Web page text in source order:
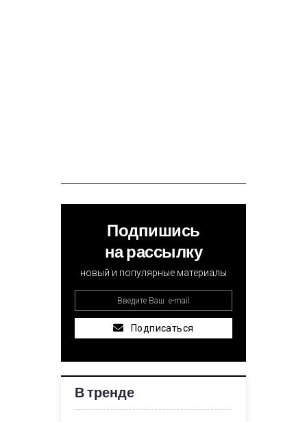
Подпишись
на рассылку
новый и популярные материалы
Подписаться
В тренде